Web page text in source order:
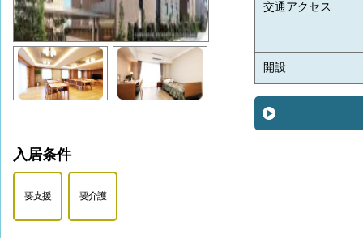
交通アクセス
開設
入居条件
要支援 要介護